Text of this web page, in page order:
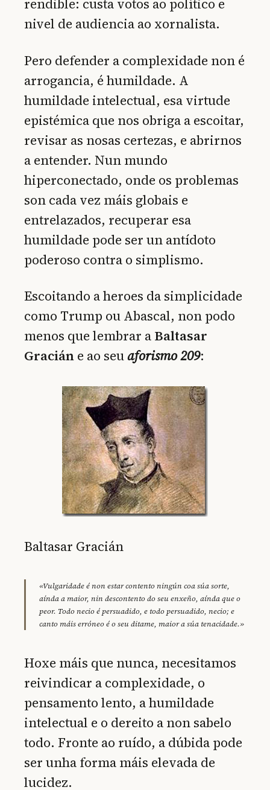
rendible: custa votos ao político e
nivel de audiencia ao xornalista.
Pero defender a complexidade non é
arrogancia, é humildade. A
humildade intelectual, esa virtude
epistémica que nos obriga a escoitar,
revisar as nosas certezas, e abrirnos
a entender. Nun mundo
hiperconectado, onde os problemas
son cada vez máis globais e
entrelazados, recuperar esa
humildade pode ser un antídoto
poderoso contra o simplismo.
Escoitando a heroes da simplicidade
como Trump ou Abascal, non podo
menos que lembrar a Baltasar
Gracián e ao seuaforismo 209:
Baltasar Gracián
«Vulgaridade é non estar contento ningún coa súa sorte,
aínda a maior, nin descontento do seu enxeño, aínda que o
peor. Todo necio é persuadido, e todo persuadido, necio; e
canto máis erróneo é o seu ditame, maior a súa tenacidade.»
Hoxe máis que nunca, necesitamos
reivindicar a complexidade, o
pensamento lento, a humildade
intelectual e o dereito a non sabelo
todo. Fronte ao ruído, a dúbida pode
ser unha forma máis elevada de
lucidez.